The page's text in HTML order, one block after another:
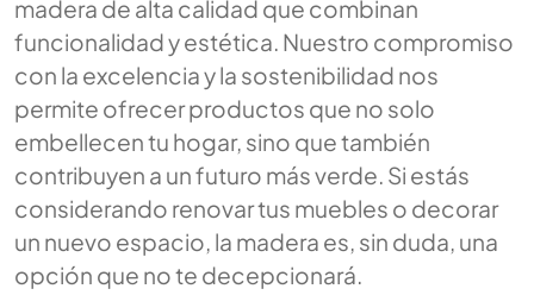
madera de alta calidad que combinan
funcionalidad y estética. Nuestro compromiso
con la excelencia y la sostenibilidad nos
permite ofrecer productos que no solo
embellecen tu hogar, sino que también
contribuyen a un futuro más verde. Si estás
considerando renovar tus muebles o decorar
un nuevo espacio, la madera es, sin duda, una